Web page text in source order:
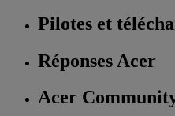
Pilotes et
Réponses Acer
Acer